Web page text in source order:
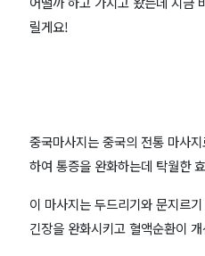
보
공
유
릴게요!
중국마사지는 중국의 전통 마사
하여 통증을 완화하는데 탁월한
이 마사지는 두드리기와 문지르
긴장을 완화시키고 혈액순환이